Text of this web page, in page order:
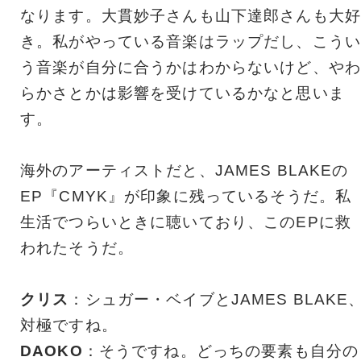
なります。大貫妙子さんも山下達郎さんも大好
き。私がやっている音楽はラップだし、こうい
う音楽が自分に合うかはわからないけど、やわ
らかさとかは影響を受けているかなと思いま
す。
海外のアーティストだと、JAMES BLAKEの
EP『CMYK』が印象に残っているそうだ。私
生活でつらいときに聴いており、このEPに救
われたそうだ。
クリス ：シュガー・ベイブとJAMES BLAKE
対極ですね。
DAOKO ：そうですね。どっちの要素も自分の